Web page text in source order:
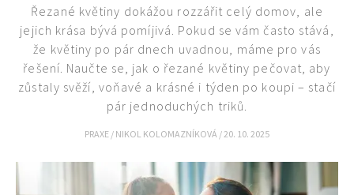
Naše krásná zahrada
Řezané květiny dokážou rozzářit celý domov, ale
jejich krása bývá pomíjivá. Pokud se vám často stává,
že květiny po pár dnech uvadnou, máme pro vás
řešení. Naučte se, jak o řezané květiny pečovat, aby
zůstaly svěží, voňavé a krásné i týden po koupi – stačí
pár jednoduchých triků.
PRAXE / NIKOL KOLOMAZNÍKOVÁ / 20. 10. 2025